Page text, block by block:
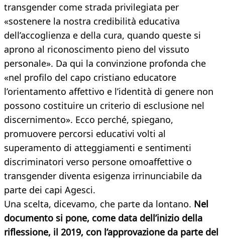
transgender come strada privilegiata per
«sostenere la nostra credibilità educativa
dell’accoglienza e della cura, quando queste si
aprono al riconoscimento pieno del vissuto
personale». Da qui la convinzione profonda che
«nel profilo del capo cristiano educatore
l’orientamento affettivo e l’identità di genere non
possono costituire un criterio di esclusione nel
discernimento». Ecco perché, spiegano,
promuovere percorsi educativi volti al
superamento di atteggiamenti e sentimenti
discriminatori verso persone omoaffettive o
transgender diventa esigenza irrinunciabile da
parte dei capi Agesci.
Una scelta, dicevamo, che parte da lontano. Nel
documento si pone, come data dell’inizio della
riflessione, il 2019, con l’approvazione da parte del